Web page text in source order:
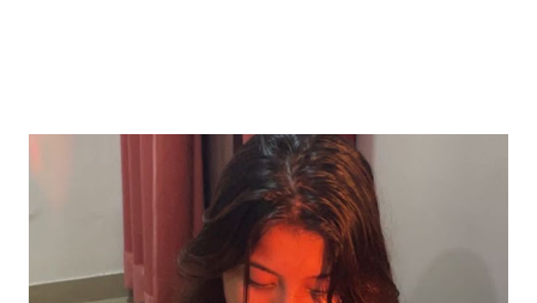
Stop Saying "My Buffalo is Dancing"! Learn the correct
English equivalents for famous Hindi idioms before your
next exam. In 2010, the internet struggled to find the
meaning of "Sau sonaar ki, ek lohaar ki." We are here to
settle that debate once and for all. Whether you are a